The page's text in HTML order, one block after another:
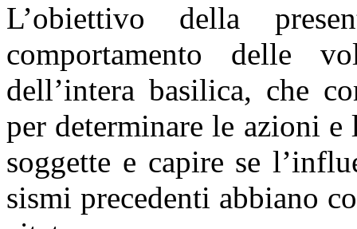
L’obiettivo della
comportamento delle
dell’intera basilica, che
per determinare le azioni
soggette e capire se
sismi precedenti abbiano